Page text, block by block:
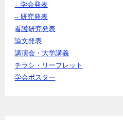
– 学会発表
– 研究発表
看護研究発表
論文発表
講演会・大学講義
チラシ・リーフレット
学会ポスター